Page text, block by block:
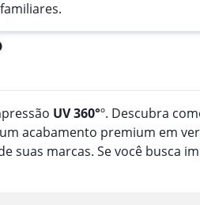
UV 360°º. Descubra
acabamento premium em
suas marcas. Se você busca